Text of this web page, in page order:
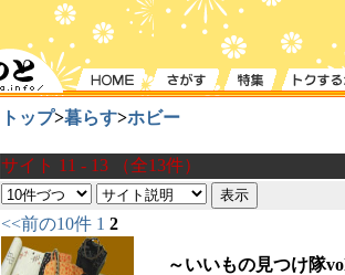
トップ>暮らす>ホビー
サイト 11 - 13 （全13件）
<<前の10件 1 2
～いいもの見つけ隊